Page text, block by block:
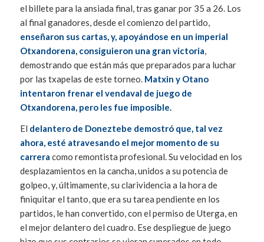
el billete para la ansiada final, tras ganar por 35 a 26. Los
al final ganadores, desde el comienzo del partido,
enseñaron sus cartas, y, apoyándose en un imperial
Otxandorena, consiguieron una gran victoria,
demostrando que están más que preparados para luchar
por las txapelas de este torneo. Matxin y Otano
intentaron frenar el vendaval de juego de
Otxandorena, pero les fue imposible.
El delantero de Doneztebe demostró que, tal vez
ahora, esté atravesando el mejor momento de su
carrera como remontista profesional. Su velocidad en los
desplazamientos en la cancha, unidos a su potencia de
golpeo, y, últimamente, su clarividencia a la hora de
finiquitar el tanto, que era su tarea pendiente en los
partidos, le han convertido, con el permiso de Uterga, en
el mejor delantero del cuadro. Ese despliegue de juego